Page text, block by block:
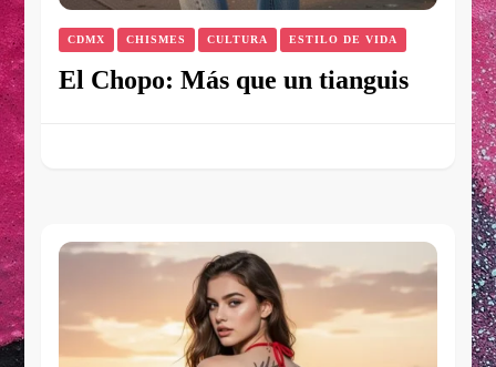
CDMX CHISMES CULTURA ESTILO DE VIDA
El Chopo: Más que un tianguis